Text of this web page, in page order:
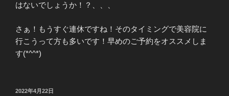
はないでしょうか！？、、、
さぁ！もうすぐ連休ですね！そのタイミングで美容院に
行こうって方も多いです！早めのご予約をオススメしま
す(*^^*)
投
2022年4月22日